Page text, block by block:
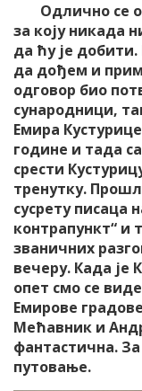
Одлично се
за коју никада
да ћу је
да дођем и
одговор био
сународници,
Емира
године и тада
срести
тренутку.
сусрету писаца
контрапункт“ и
званичних
вечеру. Када је
опет смо се
Емирове
Мећавник и
фантастична.
путовање.